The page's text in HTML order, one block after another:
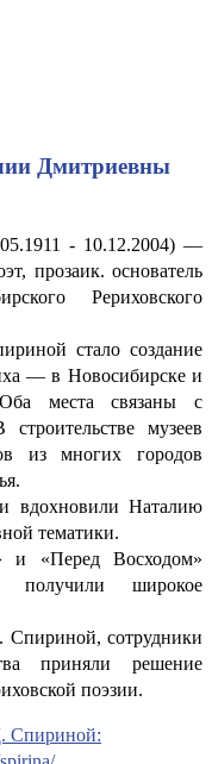
Дмитриевны
- 10.12.2004) —
прозаик. основатель
Рериховского
стало создание
— в Новосибирске и
места связаны с
музеев
из многих городов
вдохновили Наталию
тематики.
и «Перед Восходом»
получили широкое
Спириной, сотрудники
приняли решение
поэзии.
Спириной: